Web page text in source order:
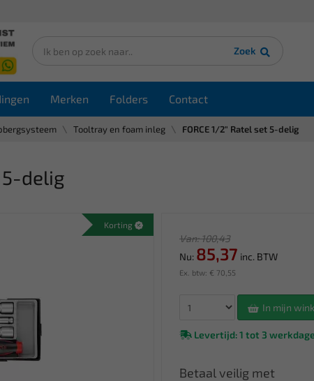
Zoek
Merken Folders Contact
Tooltray en foam inleg FORCE 1/2" Ratel set 5-delig
5-delig
Korting
Van: 100,43
Nu: 85,37 inc. BTW
Ex. btw: € 70,55
In mijn
Levertijd: 1 tot 3
Betaal veilig met